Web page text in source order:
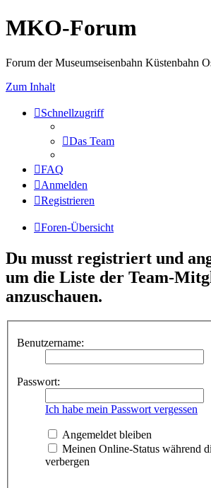
MKO-Forum
Forum der Museumseisenbahn Küstenbahn
Zum Inhalt
Schnellzugriff
Das Team
FAQ
Anmelden
Registrieren
Foren-Übersicht
Du musst registriert und
um die Liste der Team-
anzuschauen.
Benutzername:
Passwort:
Ich habe mein Passwort vergessen
Angemeldet bleiben
Meinen Online-Status während
verbergen